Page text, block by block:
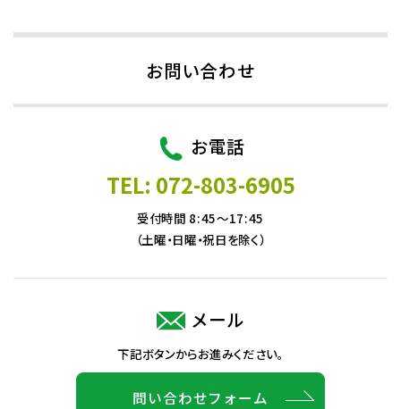
お問い合わせ
お電話
TEL: 072-803-6905
受付時間 8:45～17:45
（土曜・日曜・祝日を除く）
メール
下記ボタンからお進みください。
問い合わせフォーム